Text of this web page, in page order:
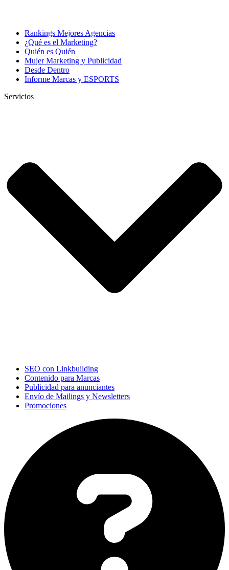
Rankings Mejores Agencias
¿Qué es el Marketing?
Quién es Quién
Mujer Marketing y Publicidad
Desde Dentro
Informe Marcas y ESPORTS
Servicios
SEO con Linkbuilding
Contenido para Marcas
Publicidad para anunciantes
Envío de Mailings y Newsletters
Promociones